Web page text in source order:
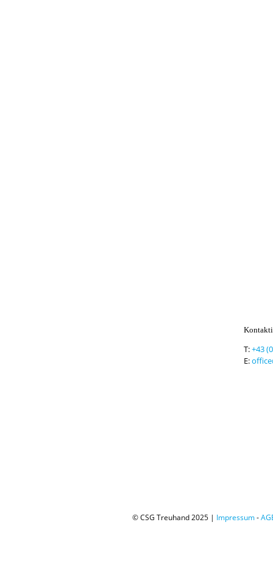
T:+43
E:
© CSG Treuhand 2025 | Impressum-